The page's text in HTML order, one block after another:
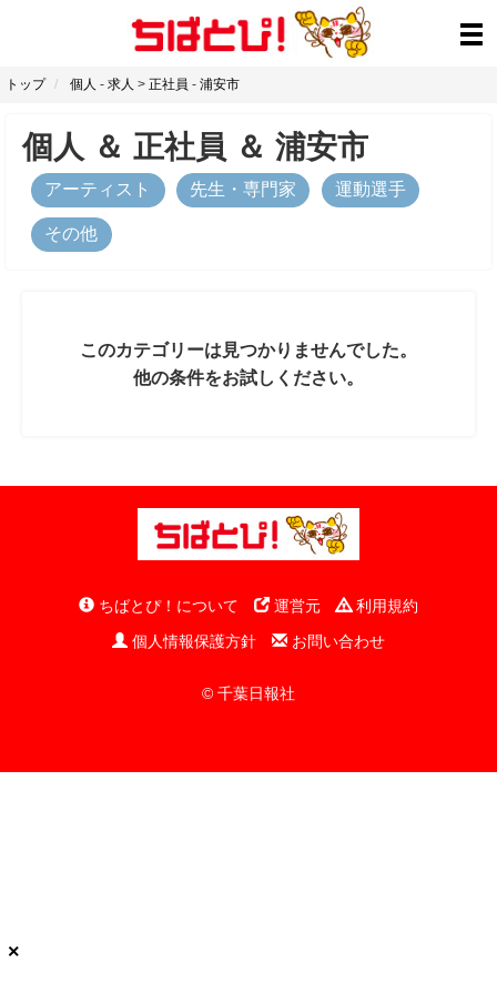
トップ 個人 - 求人 > 正社員 - 浦安市
個人 ＆ 正社員 ＆ 浦安市
アーティスト 先生・専門家 運動選手
その他
このカテゴリーは見つかりませんでした。
他の条件をお試しください。
ちばとぴ！について 運営元
利用規約
個人情報保護方針
お問い合わせ
© 千葉日報社
×